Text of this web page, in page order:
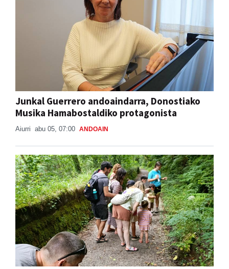
Junkal Guerrero andoaindarra, Donostiako
Musika Hamabostaldiko protagonista
Aiurri abu 05, 07:00 ANDOAIN